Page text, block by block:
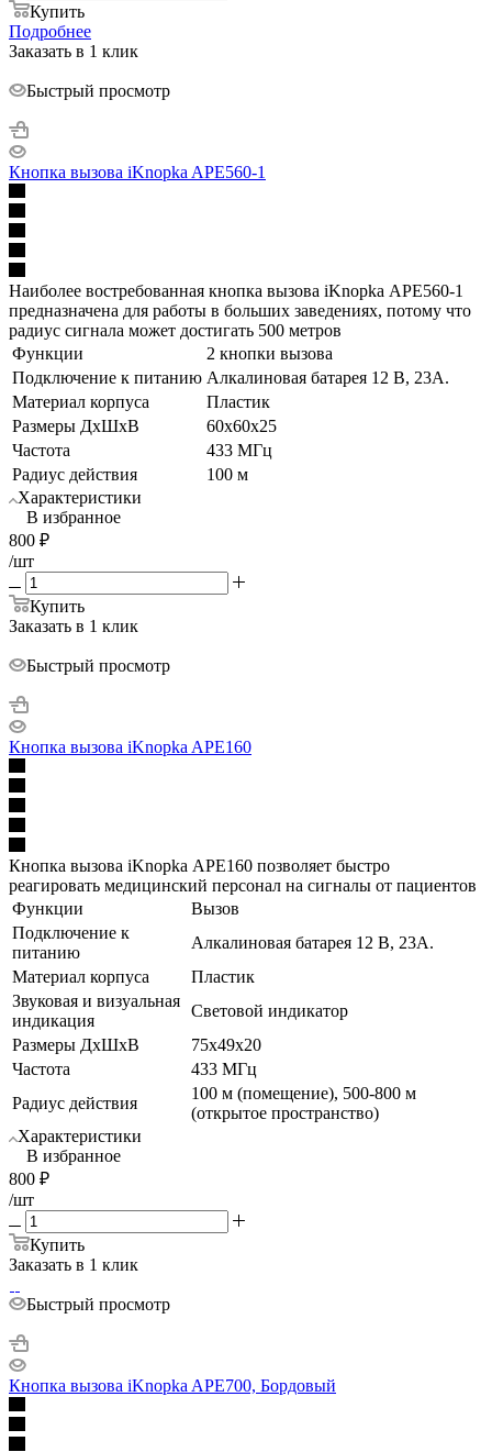
Купить
Подробнее
Заказать в 1 клик
Быстрый просмотр
Кнопка вызова iKnopka APE560-1
Наиболее востребованная кнопка вызова iKnopka АРЕ560-1
предназначена для работы в больших заведениях, потому что
радиус сигнала может достигать 500 метров
Функции
2 кнопки вызова
Подключение к питанию Алкалиновая батарея 12 В, 23A.
Материал корпуса
Пластик
Размеры ДхШхВ
60х60х25
Частота
433 МГц
Радиус действия
100 м
Характеристики
В избранное
800 ₽
/шт
Купить
Заказать в 1 клик
Быстрый просмотр
Кнопка вызова iKnopka APE160
Кнопка вызова iKnopka АРЕ160 позволяет быстро
реагировать медицинский персонал на сигналы от пациентов
Функции
Вызов
Подключение к
питанию
Алкалиновая батарея 12 В, 23A.
Материал корпуса
Пластик
Звуковая и визуальная
индикация
Световой индикатор
Размеры ДхШхВ
75х49х20
Частота
433 МГц
Радиус действия
100 м (помещение), 500-800 м
(открытое пространство)
Характеристики
В избранное
800 ₽
/шт
Купить
Заказать в 1 клик
Быстрый просмотр
Кнопка вызова iKnopka APE700, Бордовый